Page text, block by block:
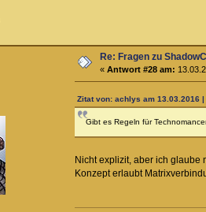
Re: Fragen zu
«Antwort #28 am:
Zitat von: achlys am 13.03.2016 |
Gibt es Regeln für
Nicht explizit, aber ich glaube
Konzept erlaubt